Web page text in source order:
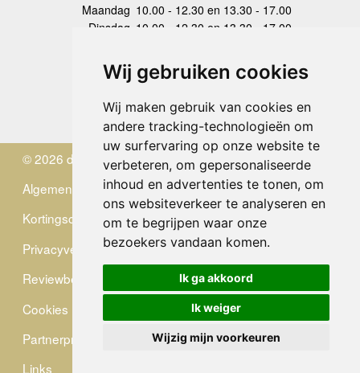
Wij gebruiken cookies
Wij maken gebruik van cookies en
andere tracking-technologieën om
uw surfervaring op onze website te
verbeteren, om gepersonaliseerde
inhoud en advertenties te tonen, om
ons websiteverkeer te analyseren en
om te begrijpen waar onze
bezoekers vandaan komen.
Ik ga akkoord
Ik weiger
Wijzig mijn voorkeuren
Maandag 10.00 - 12.30 en 13.30 - 17.00
Dinsdag 10.00 - 12.30 en 13.30 - 17.00
Donderdag
10.00 - 12.30 en 13.30 - 17.00
Vrijdag 10.00 - 12.30 en 13.30 - 17.00
Zaterdag
gesloten
Zondag gesloten
© 2026 de Zwerver
Algemene Voorwaarden
Kortingscode
Privacyverklaring
Reviewbeleid
Cookies
Partnerprogramma
Links